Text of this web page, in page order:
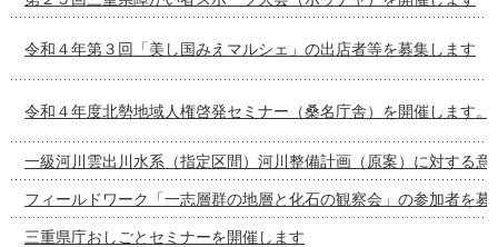
令和４年第３回「美し国みえマルシェ」の出店者等を募集します
令和４年度北勢地域人権啓発セミナー（桑名庁舎）を開催します。
一級河川雲出川水系（指定区間）河川整備計画（原案）に対する意
フィールドワーク「一志層群の地層と化石の観察会」の参加者を募
三重県庁おしごとセミナーを開催します